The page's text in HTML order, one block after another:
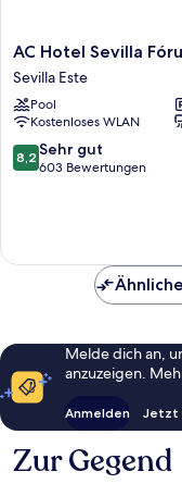
AC
Hotel
Sevilla
Fórum
by
Marriott
Sevilla
AC Hotel Sevilla
Sevilla Este
Pool
Kostenloses WLAN
8.2
von
Bewertungen
8,2 Sehr gut
603 Bewertungen
Melde dich an,
anzuzeigen.
Anmelden Jetzt
Zur Gegend